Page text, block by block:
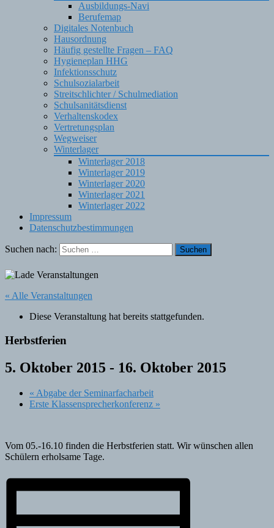
Ausbildungs-Navi
Berufemap
Digitales Notenbuch
Hausordnung
Häufig gestellte Fragen – FAQ
Hygieneplan HHG
Infektionsschutz
Schulsozialarbeit
Streitschlichter / Schulmediation
Schulsanitätsdienst
Verhaltenskodex
Vertretungsplan
Wegweiser
Winterlager
Winterlager 2018
Winterlager 2019
Winterlager 2020
Winterlager 2021
Winterlager 2022
Impressum
Datenschutzbestimmungen
Suchen nach:
« Alle Veranstaltungen
Diese Veranstaltung hat bereits stattgefunden.
Herbstferien
5. Oktober 2015 - 16. Oktober 2015
« Abgabe der Seminarfacharbeit
Erste Klassensprecherkonferenz »
Vom 05.-16.10 finden die Herbstferien statt. Wir wünschen allen
Schülern erholsame Tage.